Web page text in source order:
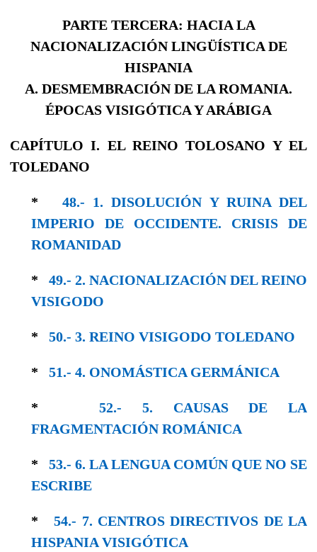
PARTE TERCERA: HACIA LA
NACIONALIZACIÓN LINGÜÍSTICA DE
HISPANIA
A. DESMEMBRACIÓN DE LA ROMANIA.
ÉPOCAS VISIGÓTICA Y ARÁBIGA
CAPÍTULO I. EL REINO TOLOSANO Y EL
TOLEDANO
* 48.- 1. DISOLUCIÓN Y RUINA DEL
IMPERIO DE OCCIDENTE. CRISIS DE
ROMANIDAD
* 49.- 2. NACIONALIZACIÓN DEL REINO
VISI­GODO
* 50.- 3. REINO VISIGODO TOLEDANO
* 51.- 4. ONOMÁSTICA GERMÁNICA
*52.- 5. CAUSAS DE LA
FRAGMENTACIÓN ROMÁNICA
* 53.- 6. LA LENGUA COMÚN QUE NO SE
ESCRIBE
*54.- 7. CENTROS DIRECTIVOS DE LA
HISPANIA VISIGÓTICA